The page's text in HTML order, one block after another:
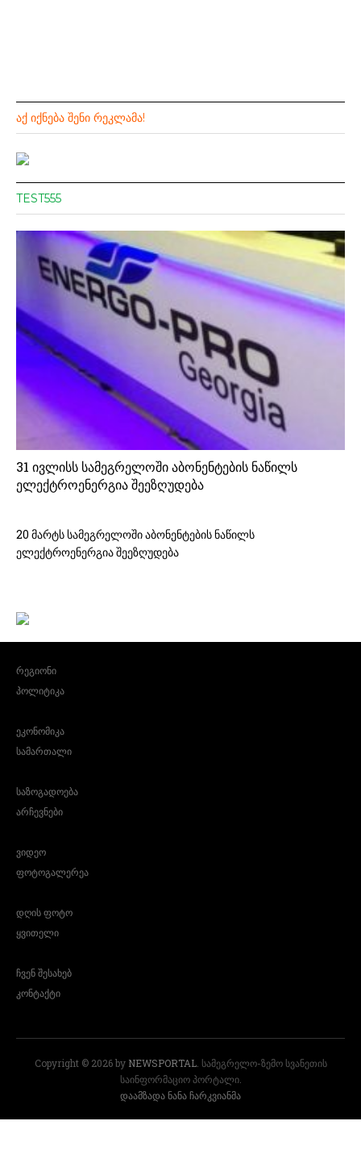
ᲐᲥ ᲘᲥᲜᲔᲑᲐ ᲨᲔᲜᲘ ᲠᲔᲙᲚᲐᲛᲐ!
TEST555
31 ივლისს სამეგრელოში აბონენტების ნაწილს
ელექტროენერგია შეეზღუდება
20 მარტს სამეგრელოში აბონენტების ნაწილს
ელექტროენერგია შეეზღუდება
რეგიონი
პოლიტიკა
ეკონომიკა
სამართალი
საზოგადოება
არჩევნები
ვიდეო
ფოტოგალერეა
დღის ფოტო
ყვითელი
ჩვენ შესახებ
კონტაქტი
Copyright © 2026 by NEWSPORTAL. სამეგრელო-ზემო სვანეთის
საინფორმაციო პორტალი.
დაამზადა ნანა ჩარკვიანმა